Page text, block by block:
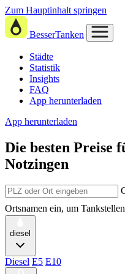
Zum Hauptinhalt springen
BesserTanken
Städte
Statistik
Insights
FAQ
App herunterladen
App herunterladen
Die besten Preise
Notzingen
Ortsnamen ein, um
diesel
Diesel E5 E10